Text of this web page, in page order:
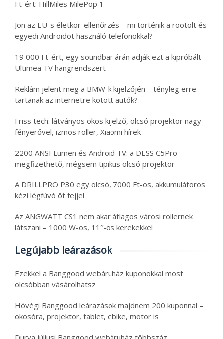
Ft-ért: HillMiles MilePop 1
Jön az EU-s életkor-ellenőrzés – mi történik a rootolt és
egyedi Androidot használó telefonokkal?
19 000 Ft-ért, egy soundbar árán adják ezt a kipróbált
Ultimea TV hangrendszert
Reklám jelent meg a BMW-k kijelzőjén – tényleg erre
tartanak az internetre kötött autók?
Friss tech: látványos okos kijelző, olcsó projektor nagy
fényerővel, izmos roller, Xiaomi hírek
2200 ANSI Lumen és Android TV: a DESS C5Pro
megfizethető, mégsem tipikus olcsó projektor
A DRILLPRO P30 egy olcsó, 7000 Ft-os, akkumulátoros
kézi légfúvó öt fejjel
Az ANGWATT CS1 nem akar átlagos városi rollernek
látszani – 1000 W-os, 11″-os kerekekkel
Legújabb leárazások
Ezekkel a Banggood webáruház kuponokkal most
olcsóbban vásárolhatsz
Hóvégi Banggood leárazások majdnem 200 kuponnal –
okosóra, projektor, tablet, ebike, motor is